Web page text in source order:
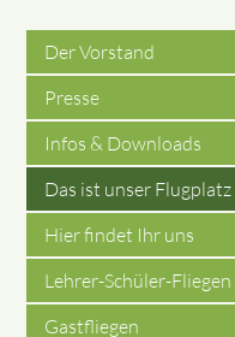
Der Vorstand
Presse
Infos & Downloads
Das ist unser Flugplatz
Hier findet Ihr uns
Lehrer-Schüler-Fliegen
Gastfliegen